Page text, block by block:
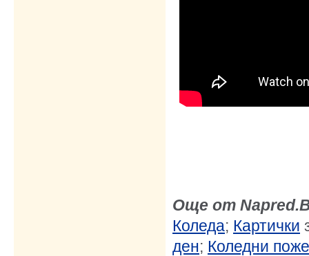
Още от
Коледa; Картички
ден; Коледни